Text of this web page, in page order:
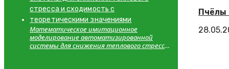
Пчёлы
Математическое имитационное
моделирование автоматизированной
системы для снижения теплового стресса